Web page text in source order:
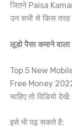
जितने Paisa
उन सभी से किस तरह
लूडोपैसा कमाने वाला
Top 5 New
Free Money
चाहिए तो विडियो देखें:
इसे भी पढ़ सकते है: